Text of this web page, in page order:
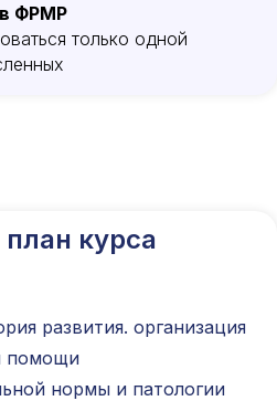
ФРМР
только одной
курса
развития. организация
помощи
нормы и патологии